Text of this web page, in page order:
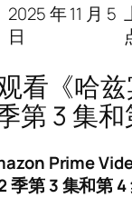
2025 年 11 月 5
日
看《哈
第 3 集
Prime
第 3 集和第 4